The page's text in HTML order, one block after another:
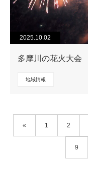
2025.10.02
多摩川の花火大会
地域情報
« 1 2
9